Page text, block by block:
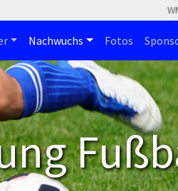
Nachwuchs Fotos